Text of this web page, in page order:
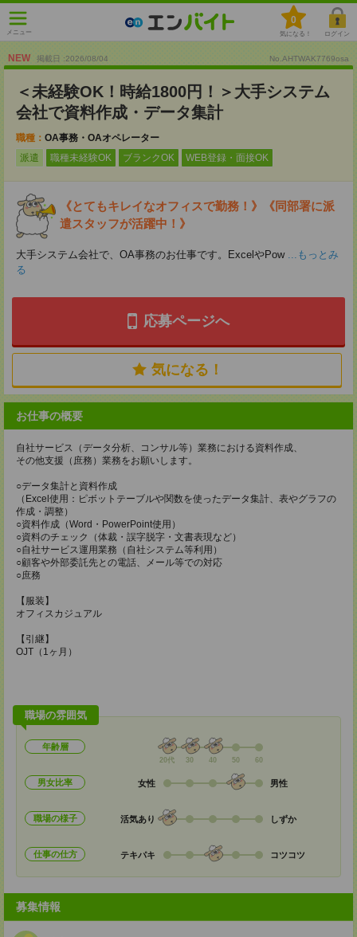
メニュー
0
気になる！ ログイン
NEW 掲載日 :2026/08/04 No.AHTWAK7769osa
＜未経験OK！時給1800円！＞大手システム
会社で資料作成・データ集計
職種： OA事務・OAオペレーター
派遣
職種未経験OK ブランクOK WEB登録・面接OK
《とてもキレイなオフィスで勤務！》《同部署に派
遣スタッフが活躍中！》
大手システム会社で、OA事務のお仕事です。ExcelやPow ...もっとみ
る
応募ページへ
気になる！
お仕事の概要
自社サービス（データ分析、コンサル等）業務における資料作成、
その他支援（庶務）業務をお願いします。
○データ集計と資料作成
（Excel使用：ピボットテーブルや関数を使ったデータ集計、表やグラフの
作成・調整）
○資料作成（Word・PowerPoint使用）
○資料のチェック（体裁・誤字脱字・文書表現など）
○自社サービス運用業務（自社システム等利用）
○顧客や外部委託先との電話、メール等での対応
○庶務
【服装】
オフィスカジュアル
【引継】
OJT（1ヶ月）
職場の雰囲気
年齢層
20代 30 40 50 60
男女比率 女性 男性
職場の様子 活気あり しずか
仕事の仕方 テキパキ コツコツ
募集情報